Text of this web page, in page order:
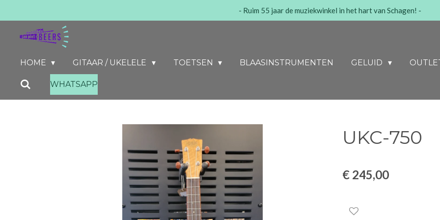
hoofdinhoud
- Ruim 55 jaar de muziekwinkel in het hart van Schagen! -
HOME GITAAR / UKELELE TOETSEN BLAASINSTRUMENTEN GELUID
WHATSAPP
UKC-750
€ 245,00